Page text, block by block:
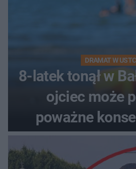
DRAMAT W
8-latek tonął w
ojciec może
poważne